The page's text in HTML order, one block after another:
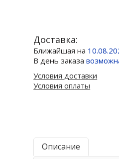
Доставка:
Ближайшая на
В день заказа
Условия доставки
Условия оплаты
Описание